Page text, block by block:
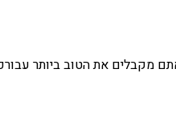
מקבלים את הטוב ביותר